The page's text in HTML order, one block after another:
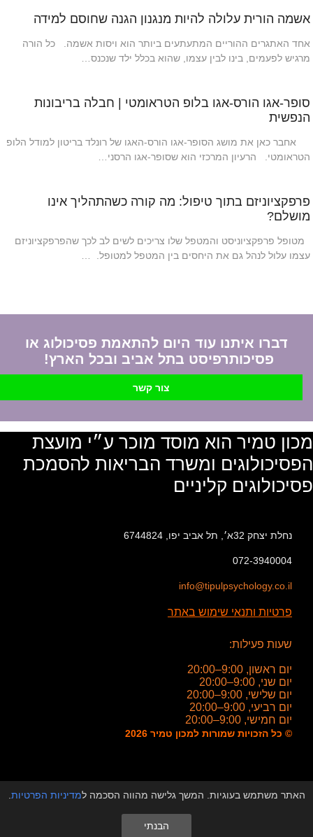
אשמה הורית עלולה להיות מנגנון הגנה שחוסם למידה
אחד האתגרים ההוריים המתעתעים ביותר הוא ויסות אשמה. כל הורה
מרגיש לפעמים, בינו לבין עצמו, שהוא בכלל ילד שנכנס…
סופר-אגו הורס-אגו בלופ הטראומטי | חבלה בריבונות
הנפשית
אחבר כאן את מושג הסופר-אגו הורס-האגו של רונלד בריטון למודל הלופ
הטראומטי. הרעיון המרכזי הוא שסופר-אגו הרסני…
פרפקציוניזם בתוך טיפול: מה קורה כשהתהליך אינו
מושלם?
מטופל פרפקציוניסט והמטפל שלו צריכים לשים לב לכך שהפרפקציוניזם
עצמו עלול לנהל גם את היחסים בין המטפל למטופל. …
דברו איתנו עוד היום להתאמת פסיכולוג או
פסיכותרפיסט בתל אביב ובכל הארץ!
צור קשר
מכון טמיר הוא מוסד מוכר ע״י מועצת
הפסיכולוגים ומשרד הבריאות להסמכת
פסיכולוגים קליניים
נחלת יצחק 32א׳, תל אביב יפו, 6744824
072-3940004
info@tipulpsychology.co.il
פרטיות ותנאי שימוש באתר
שעות פעילות:
יום ראשון, 9:00–20:00
יום שני, 9:00–20:00
יום שלישי, 9:00–20:00
יום רביעי, 9:00–20:00
יום חמישי, 9:00–20:00
© כל הזכויות שמורות למכון טמיר 2026
האתר משתמש בעוגיות. המשך גלישה מהווה הסכמה למדיניות הפרטיות
הבנתי